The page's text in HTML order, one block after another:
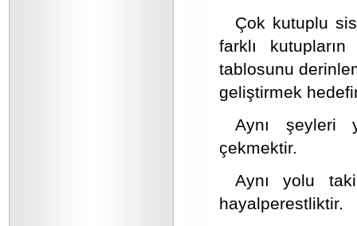
Çok kutuplu
farklı
tablosunu
geliştirmek
Aynı şeyleri
çekmektir.
Aynı yolu
hayalperestliktir.